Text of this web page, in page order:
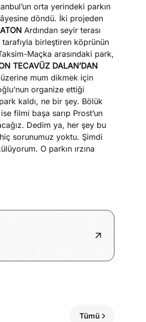
orta yerindeki parkın
döndü. İki projeden
Ardından seyir terası
birleştiren köprünün
Maçka arasındaki park,
TECAVÜZ DALAN’DAN
mum dikmek için
organize ettiği
kaldı, ne bir şey. Bölük
filmi başa sarıp Prost’un
Dedim ya, her şey bu
hiç sorunumuz yoktu. Şimdi
O parkın ırzına
Tümü